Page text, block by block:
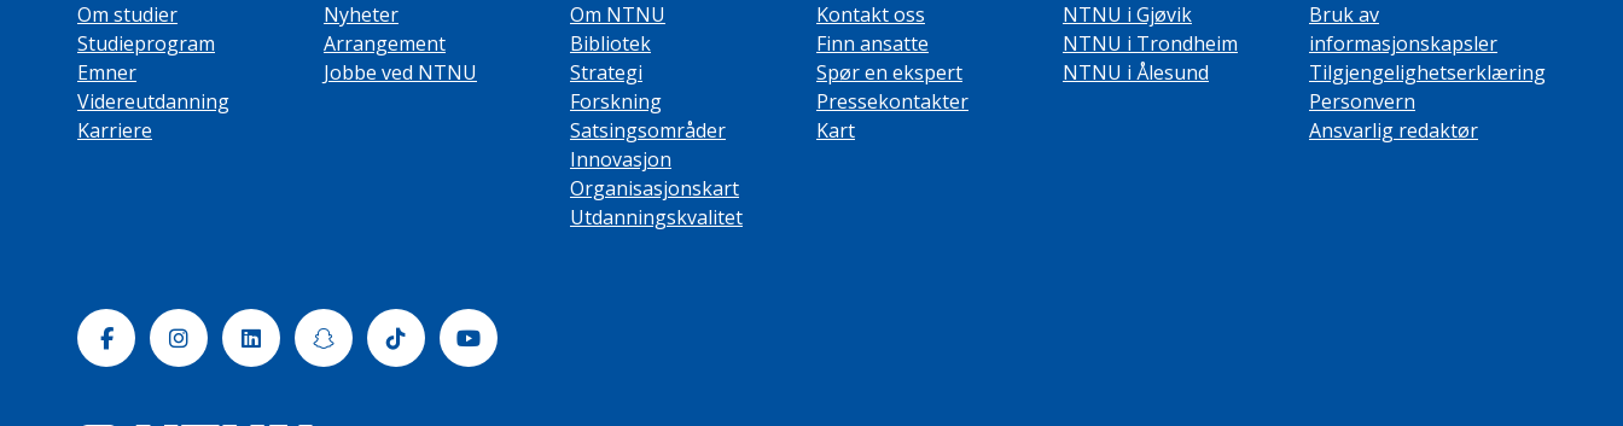
Om studier
Studieprogram
Emner
Videreutdanning
Karriere
Nyheter
Arrangement
Jobbe ved NTNU
Om NTNU
Bibliotek
Strategi
Forskning
Satsingsområder
Innovasjon
Organisasjonskart
Utdanningskvalitet
Kontakt oss
Finn ansatte
Spør en ekspert
Pressekontakter
Kart
NTNU i Gjøvik
NTNU i Trondheim
NTNU i Ålesund
Bruk av
informasjonskapsler
Tilgjengelighetserklæring
Personvern
Ansvarlig redaktør
FacebookInstagramLinkedinSnapchatTiktok Youtube